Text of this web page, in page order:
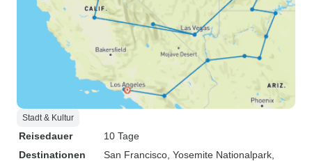
Stadt & Kultur
Reisedauer
10 Tage
Destinationen
San Francisco , Yosemite Nationalpark